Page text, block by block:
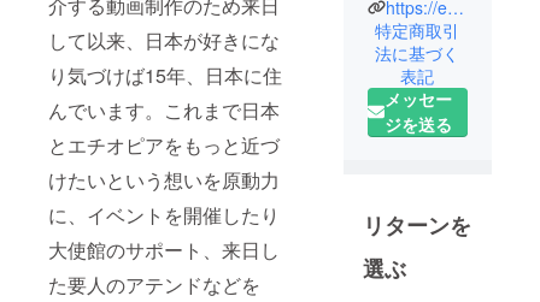
介する動画制作のため来日
して以来、日本が好きにな
り気づけば15年、日本に住
んでいます。これまで日本
とエチオピアをもっと近づ
けたいという想いを原動力
に、イベントを開催したり
大使館のサポート、来日し
た要人のアテンドなどを
り密にする
ための活動
を日頃行っ
ています。
表
一般社団法
人エチオピ
https://ethiopianartclub.org/
特定商取引
法に基づく
表記
メッセー
ジを送る
リターンを
選ぶ